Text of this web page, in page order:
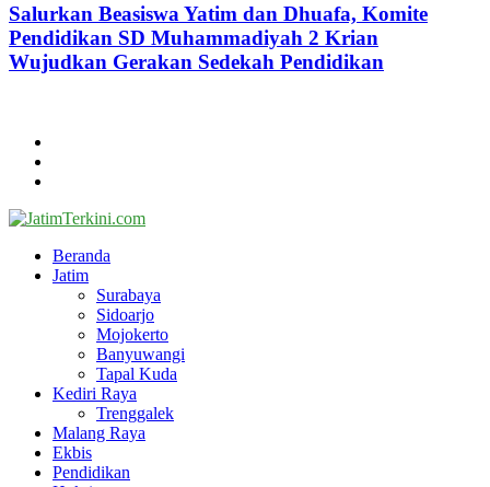
Salurkan Beasiswa Yatim dan Dhuafa, Komite
Pendidikan SD Muhammadiyah 2 Krian
Wujudkan Gerakan Sedekah Pendidikan
Beranda
Jatim
Surabaya
Sidoarjo
Mojokerto
Banyuwangi
Tapal Kuda
Kediri Raya
Trenggalek
Malang Raya
Ekbis
Pendidikan